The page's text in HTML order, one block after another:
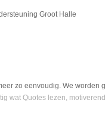
Groot Halle
zo eenvoudig. We
wat Quotes lezen,